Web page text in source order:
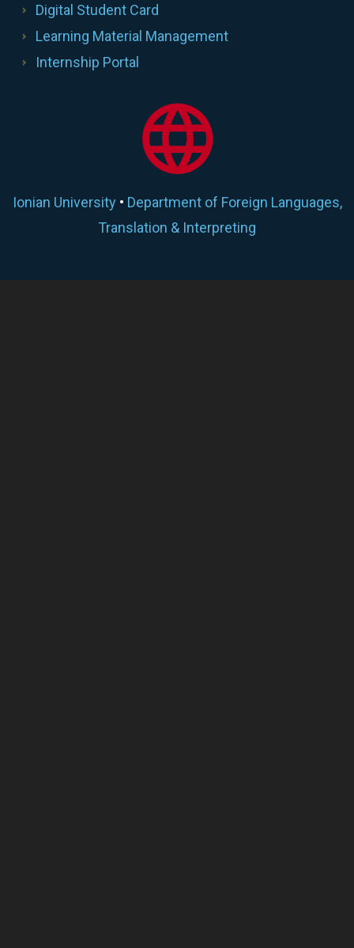
Digital Student Card
Learning Material Management
Internship Portal
Ionian University • Department of Foreign Languages,
Translation & Interpreting